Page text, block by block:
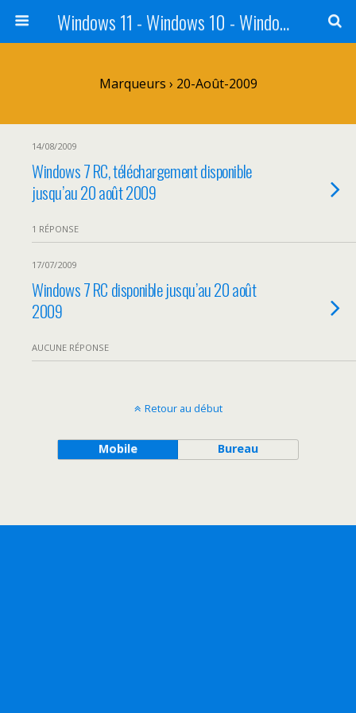
Windows 11 - Windows 10 - Windows 8 - Windows 7 - VISTA
Marqueurs › 20-Août-2009
14/08/2009
Windows 7 RC, téléchargement disponible
jusqu’au 20 août 2009
1 RÉPONSE
17/07/2009
Windows 7 RC disponible jusqu’au 20 août
2009
AUCUNE RÉPONSE
Retour au début
Mobile Bureau